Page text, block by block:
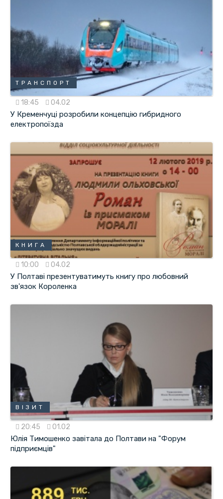
ТРАНСПОРТ
18:45 04.02
У Кременчуці розробили концепцію гибридного
електропоїзда
КНИГА
10:00 04.02
У Полтаві презентуватимуть книгу про любовний
зв'язок Короленка
ВІЗИТ
20:45 01.02
Юлія Тимошенко завітала до Полтави на "Форум
підприємців"